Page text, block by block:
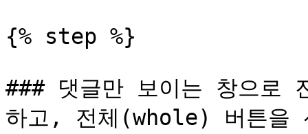
{% step %}
### 댓글만 보이는 창으로
하고, 전체(whole) 버튼을